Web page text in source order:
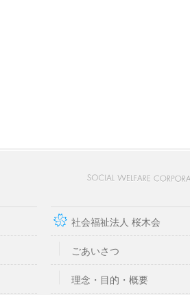
社会福祉法人 桜木会
ごあいさつ
理念・目的・概要